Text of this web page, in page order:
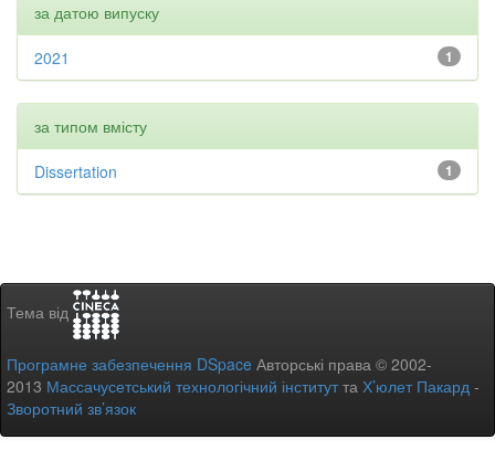
за датою випуску
1
2021
за типом вмісту
1
Dissertation
Тема від
Програмне забезпечення DSpace Авторські права © 2002-
2013 Массачусетський технологічний інститутта Х’юлет Пакард -
Зворотний зв’язок